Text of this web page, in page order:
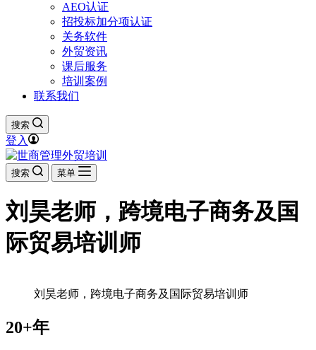
AEO认证
招投标加分项认证
关务软件
外贸资讯
课后服务
培训案例
联系我们
搜索
登入
搜索 菜单
刘昊老师，跨境电子商务及国
际贸易培训师
刘昊老师，跨境电子商务及国际贸易培训师
20+年